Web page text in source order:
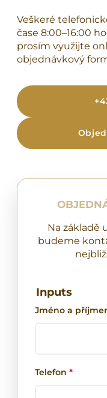
Veškeré
čase 8:00–16:00
prosím využijte
objednávkový
Na základě
budeme
Inputs
Jméno a
Telefon *